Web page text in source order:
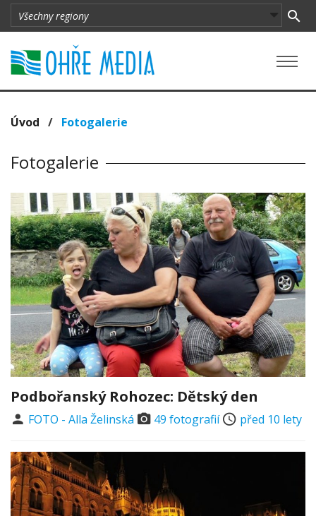
Úvod / Fotogalerie
Fotogalerie
Podbořanský Rohozec: Dětský den
FOTO - Alla Želinská 49 fotografií před 10 lety